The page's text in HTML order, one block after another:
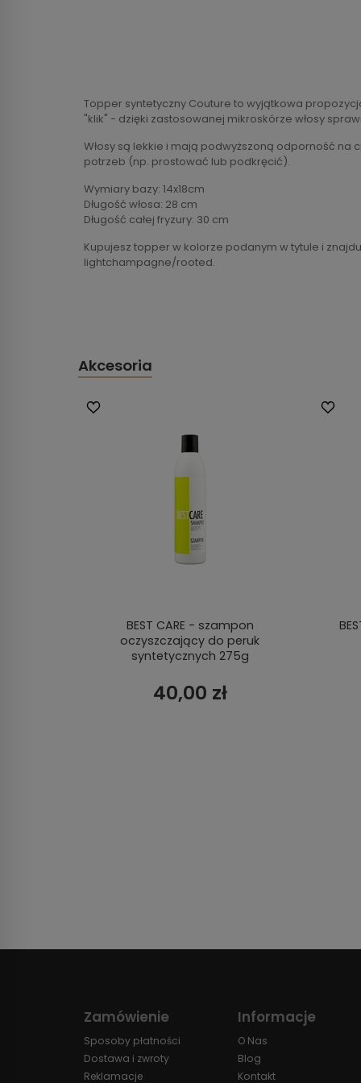
Topper syntetyczny Couture to wyjątkowa
"klik" - dzięki zastosowanej mikroskórze włosy
Włosy są lekkie i mają podwyższoną odporność na
potrzeb (np. prostować lub podkręcić).
Wymiary bazy: 14x18cm
Długość włosa: 28 cm
Długość całej fryzury: 30 cm
Kupujesz topper w kolorze podanym w tytule i
lightchampagne/rooted.
Akcesoria
BEST CARE - szampon
oczyszczający do peruk
syntetycznych 275g
40,00 zł
Zamówienie
Sposoby płatności
Dostawa i zwroty
Reklamacje
Informacje
O Nas
Blog
Kontakt